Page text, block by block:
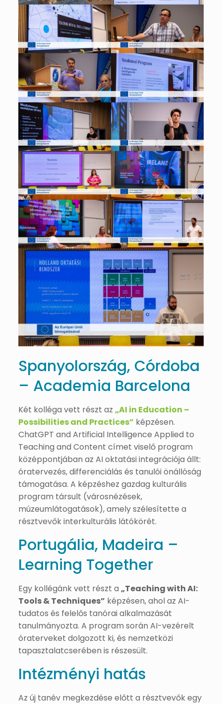
Spanyolország, Córdoba
– Academia Barcelona
Két kolléga vett részt az „AI in Education –
Possibilities and Practices” képzésen.
ChatGPT and Artificial Intelligence Applied to
Teaching and Content címet viselő program
középpontjában az AI oktatási integrációja állt:
óratervezés, differenciálás és tanulói önállóság
támogatása. A képzéshez gazdag kulturális
program társult (városnézések,
múzeumlátogatások), amely szélesítette a
résztvevők interkulturális látókörét.
Portugália, Madeira –
Learning Together
Egy kollégánk vett részt a „Teaching with AI:
Tools & Techniques” képzésen, ahol az AI-
tudatos és felelős tanórai alkalmazását
tanulmányozta. A program során AI-vezérelt
óraterveket dolgozott ki, és nemzetközi
tapasztalatcserében is részesült.
Intézményi hatás
Az új tanév megkezdése előtt a résztvevők egy